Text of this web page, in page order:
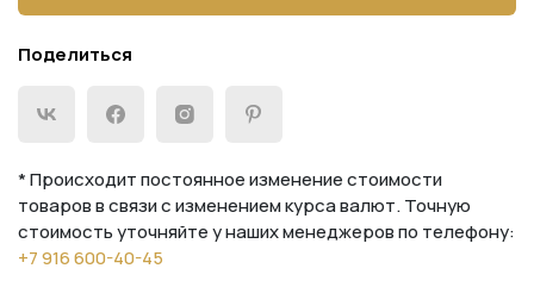
Поделиться
* Происходит постоянное изменение стоимости
товаров в связи с изменением курса валют. Точную
стоимость уточняйте у наших менеджеров по телефону:
+7 916 600-40-45